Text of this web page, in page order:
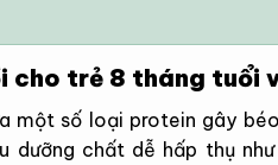
cho trẻ 8 tháng tuổi
một số loại protein gây
dưỡng chất dễ hấp thụ